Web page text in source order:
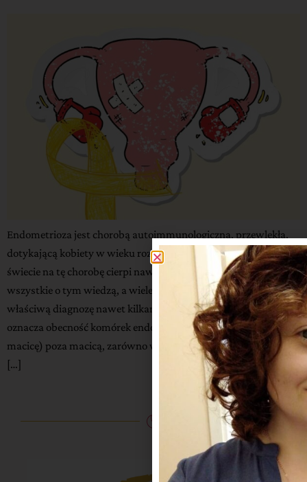
Endometrioza jest chorobą autoimmunologiczną, przewlekłą,
dotykającą kobiety w wieku rozrodczym. Szacuje się, że na
świecie na tę chorobę cierpi nawet 30% kobiet… Tylko nie
wszystkie o tym wiedzą, a wiele z nich będzie czekało na
właściwą diagnozę nawet kilkanaście lat. Endometrioza
oznacza obecność komórek endometrium (błony wyścielającej
macicę) poza macicą, zarówno w obrębie miednicy mniejszej
[…]